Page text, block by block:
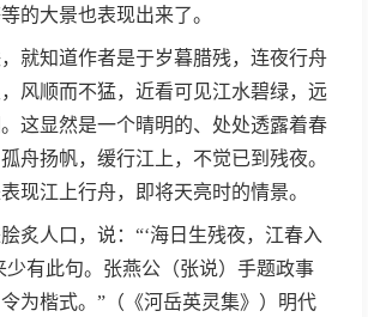
的大景也表现出来了。
知道作者是于岁暮腊残，连夜行舟
风顺而不猛，近看可见江水碧绿，远
这显然是一个晴明的、处处透露着春
舟扬帆，缓行江上，不觉已到残夜。
现江上行舟，即将天亮时的情景。
人口，说：“‘海日生残夜，江春入
少有此句。张燕公（张说）手题政事
为楷式。”（《河岳英灵集》）明代